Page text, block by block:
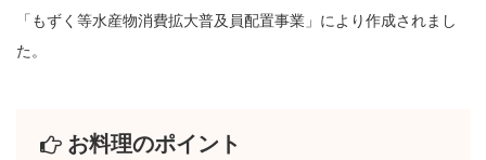
「もずく等水産物消費拡大普及員配置事業」により作成されまし
た。
お料理のポイント